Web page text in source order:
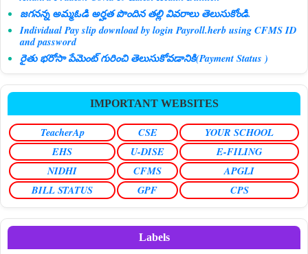
జగనన్న అమ్మఓడి అర్హత పొందిన తల్లి వివరాలు తెలుసుకోండి.
Individual Pay slip download by login Payroll.herb using CFMS ID
and password
రైతు భరోసా పేమెంట్ గురించి తెలుసుకోవడానికి(Payment Status )
IMPORTANT WEBSITES
TeacherAp CSE
YOUR SCHOOL
EHS
U-DISE
E-FILING
NIDHI
CFMS
APGLI
BILL STATUS
GPF CPS
Labels